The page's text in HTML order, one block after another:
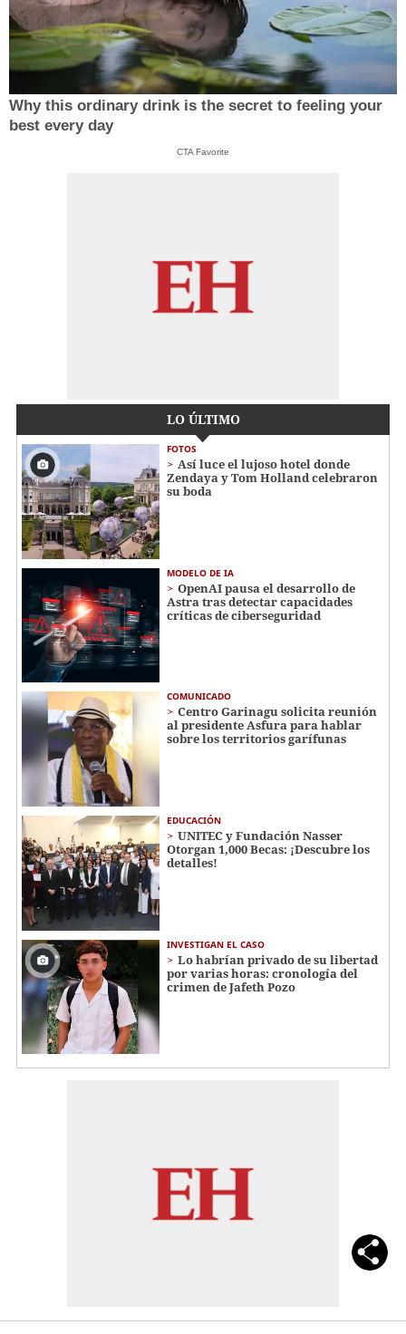
Why this ordinary drink is the secret to feeling your
best every day
CTA Favorite
LO ÚLTIMO
FOTOS
Así luce el lujoso hotel donde
Zendaya y Tom Holland celebraron
su boda
MODELO DE IA
OpenAI pausa el desarrollo de
Astra tras detectar capacidades
críticas de ciberseguridad
COMUNICADO
Centro Garinagu solicita reunión
al presidente Asfura para hablar
sobre los territorios garífunas
EDUCACIÓN
UNITEC y Fundación Nasser
Otorgan 1,000 Becas: ¡Descubre los
detalles!
INVESTIGAN EL CASO
Lo habrían privado de su libertad
por varias horas: cronología del
crimen de Jafeth Pozo